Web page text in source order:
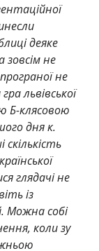
деяке
зовсім не
не
львівської
Б-клясовою
дня к.
глядачі не
із
Можна собі
коли зу